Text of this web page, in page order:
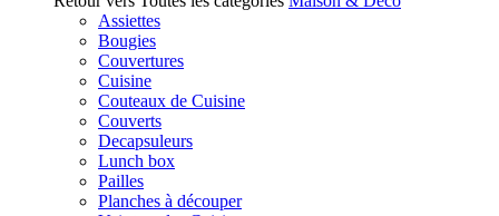
Assiettes
Bougies
Couvertures
Cuisine
Couteaux de Cuisine
Couverts
Decapsuleurs
Lunch box
Pailles
Planches à découper